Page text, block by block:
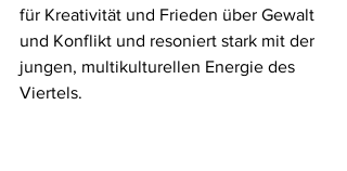
für Kreativität und Frieden über Gewalt
und Konflikt und resoniert stark mit der
jungen, multikulturellen Energie des
Viertels.